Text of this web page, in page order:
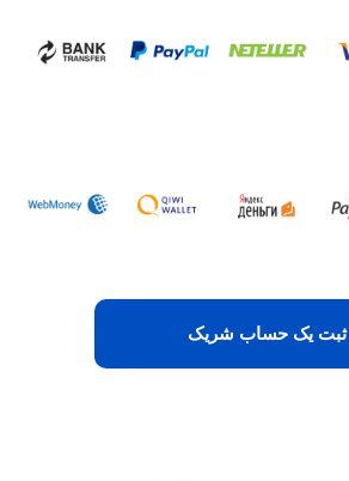
ثبت یک حساب شریک